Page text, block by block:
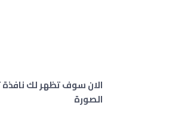
الان سوف تظهر لك نافذة
الصورة